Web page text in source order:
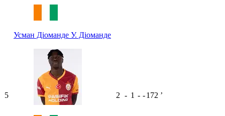
Усман Діоманде У. Діоманде
5 2 - 1 - -172 ʼ